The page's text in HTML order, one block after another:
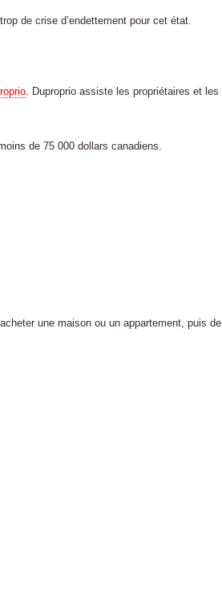
de crise d’endettement pour cet état.
. Duproprio assiste les propriétaires et les
de 75 000 dollars canadiens.
une maison ou un appartement, puis de